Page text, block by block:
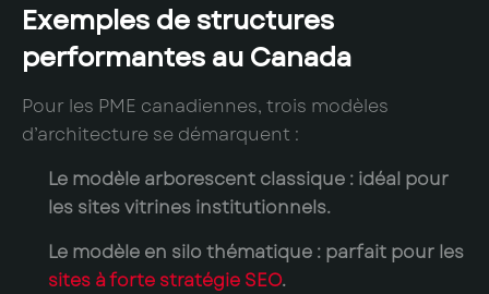
Exemples de structures
performantes au Canada
Pour les PME canadiennes, trois modèles
d’architecture se démarquent :
Le modèle arborescent classique : idéal pour
les sites vitrines institutionnels.
Le modèle en silo thématique : parfait pour les
sites à forte stratégie SEO.